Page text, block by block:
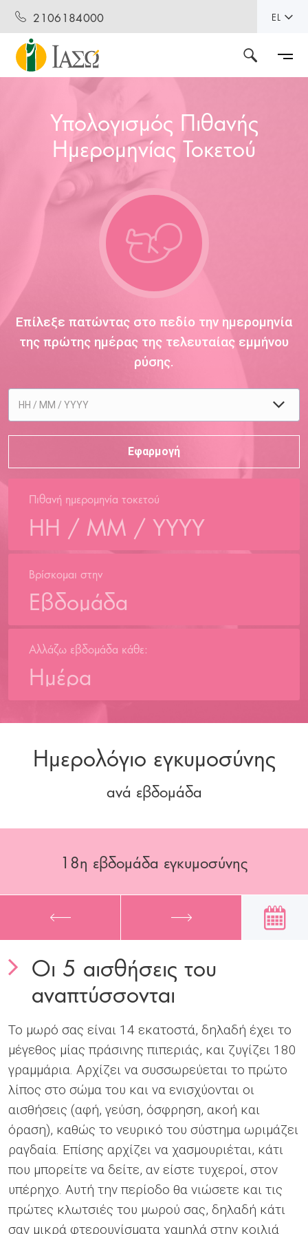
2106184000 EL
Υπολογισμός Πιθανής
Ημερομηνίας Τοκετού
Επίλεξε πατώντας στο πεδίο την ημερομηνία
της πρώτης ημέρας της τελευταίας εμμήνου
ρύσης.
Πιθανή ημερομηνία τοκετού
Βρίσκομαι στην
Εβδομάδα
Αλλάζω εβδομάδα κάθε:
Ημέρα
Ημερολόγιο εγκυμοσύνης
ανά εβδομάδα
18η εβδομάδα εγκυμοσύνης
Οι 5 αισθήσεις του
αναπτύσσονται
Το μωρό σας είναι 14 εκατοστά, δηλαδή έχει το
μέγεθος μίας πράσινης πιπεριάς, και ζυγίζει 180
γραμμάρια. Αρχίζει να συσσωρεύεται το πρώτο
λίπος στο σώμα του και να ενισχύονται οι
αισθήσεις (αφή, γεύση, όσφρηση, ακοή και
όραση), καθώς το νευρικό του σύστημα ωριμάζει
ραγδαία. Επίσης αρχίζει να χασμουριέται, κάτι
που μπορείτε να δείτε, αν είστε τυχεροί, στον
υπέρηχο. Αυτή την περίοδο θα νιώσετε και τις
πρώτες κλωτσιές του μωρού σας, δηλαδή κάτι
σαν μικρά φτερουγίσματα χαμηλά στην κοιλιά